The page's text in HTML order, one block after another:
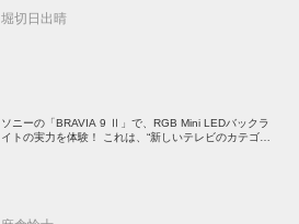
堀切日出晴
ソニーの「BRAVIA 9 Ⅱ」で、RGB Mini LEDバックラ
イトの実力を体験！ これは、“新しいテレビのカテゴリ